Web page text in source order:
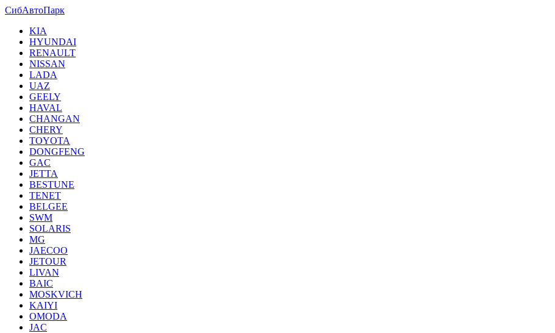
СибАвтоПарк
KIA
HYUNDAI
RENAULT
NISSAN
LADA
UAZ
GEELY
HAVAL
CHANGAN
CHERY
TOYOTA
DONGFENG
GAC
JETTA
BESTUNE
TENET
BELGEE
SWM
SOLARIS
MG
JAECOO
JETOUR
LIVAN
BAIC
MOSKVICH
KAIYI
OMODA
JAC